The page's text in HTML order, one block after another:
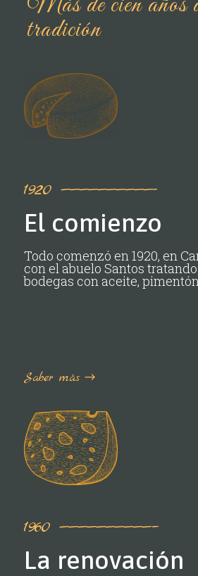
tradición
1920 ——————————-
El comienzo
Todo comenzó en 1920, en
con el abuelo Santos
bodegas con aceite,
Saber más
1960 ——————————–
La renovación